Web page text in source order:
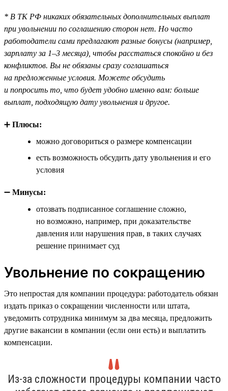
* В ТК РФ никаких обязательных дополнительных выплат
при увольнении по соглашению сторон нет. Но часто
работодатели сами предлагают разные бонусы (например,
зарплату за 1–3 месяца), чтобы расстаться спокойно и без
конфликтов. Вы не обязаны сразу соглашаться
на предложенные условия. Можете обсудить
и попросить то, что будет удобно именно вам: больше
выплат, подходящую дату увольнения и другое.
➕ Плюсы:
можно договориться о размере компенсации
есть возможность обсудить дату увольнения и его
условия
➖ Минусы:
отозвать подписанное соглашение сложно,
но возможно, например, при доказательстве
давления или нарушения прав, в таких случаях
решение принимает суд
Увольнение по сокращению
Это непростая для компании процедура: работодатель обязан
издать приказ о сокращении численности или штата,
уведомить сотрудника минимум за два месяца, предложить
другие вакансии в компании (если они есть) и выплатить
компенсации.
Из-за сложности процедуры компании часто